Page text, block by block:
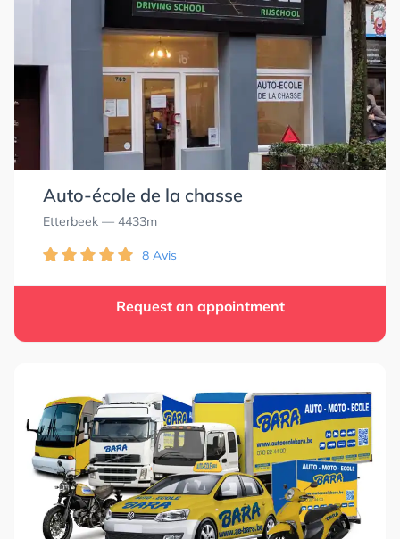
Auto-école de la chasse
Etterbeek — 4433m
8 Avis
Request an appointment